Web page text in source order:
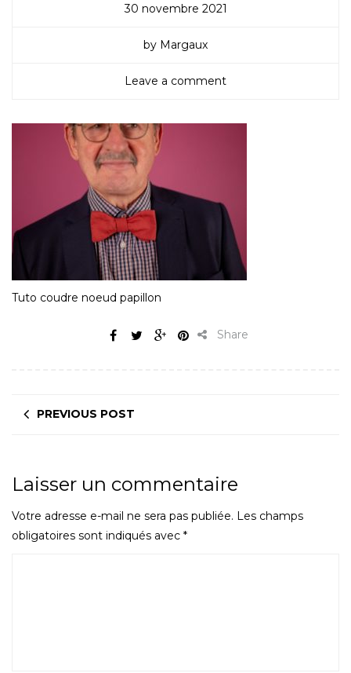
30 novembre 2021
by Margaux
Leave a comment
Tuto coudre noeud papillon
Share
PREVIOUS POST
Laisser un commentaire
Votre adresse e-mail ne sera pas publiée. Les champs
obligatoires sont indiqués avec *